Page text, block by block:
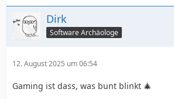
Dirk
Software Archäologe
12. August 2025 um 06:54
Gaming ist dass, was bunt blinkt 🎄